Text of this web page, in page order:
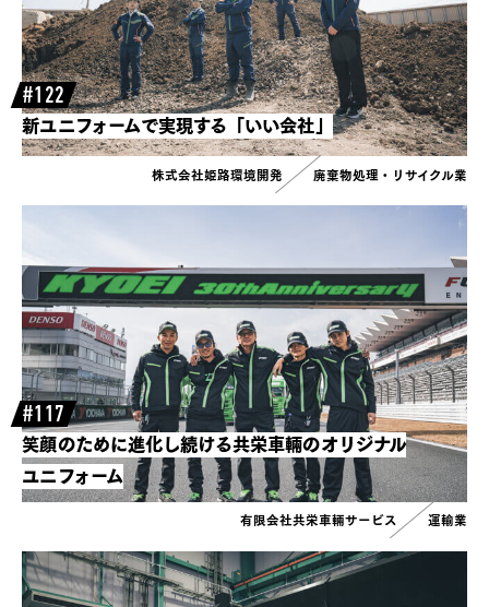
#122
新ユニフォームで実現する「いい会社」
株式会社姫路環境開発 廃棄物処理・リサイクル業
#117
笑顔のために進化し続ける共栄車輛のオリジナル
ユニフォーム
有限会社共栄車輛サービス 運輸業